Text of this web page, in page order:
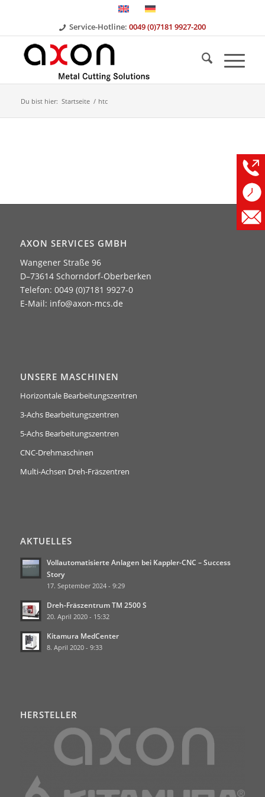
Service-Hotline:0049 (0)7181 9927-200
Du bist hier: Startseite / htc
AXON SERVICES GMBH
Wangener Straße 96
D–73614 Schorndorf-Oberberken
Telefon: 0049 (0)7181 9927-0
E-Mail: info@axon-mcs.de
UNSERE MASCHINEN
Horizontale Bearbeitungszentren
3-Achs Bearbeitungszentren
5-Achs Bearbeitungszentren
CNC-Drehmaschinen
Multi-Achsen Dreh-Fräszentren
AKTUELLES
Vollautomatisierte Anlagen bei Kappler-CNC – Success
Story
17. September 2024 - 9:29
Dreh-Fräszentrum TM 2500 S
20. April 2020 - 15:32
Kitamura MedCenter
8. April 2020 - 9:33
HERSTELLER